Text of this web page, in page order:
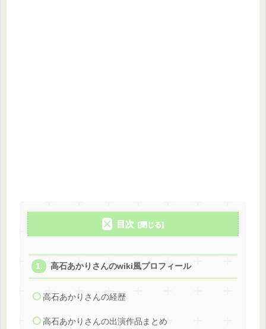
目次
高石あかりさんのwiki風プロフィール
高石あかりさんの経歴
高石あかりさんの出演作品まとめ